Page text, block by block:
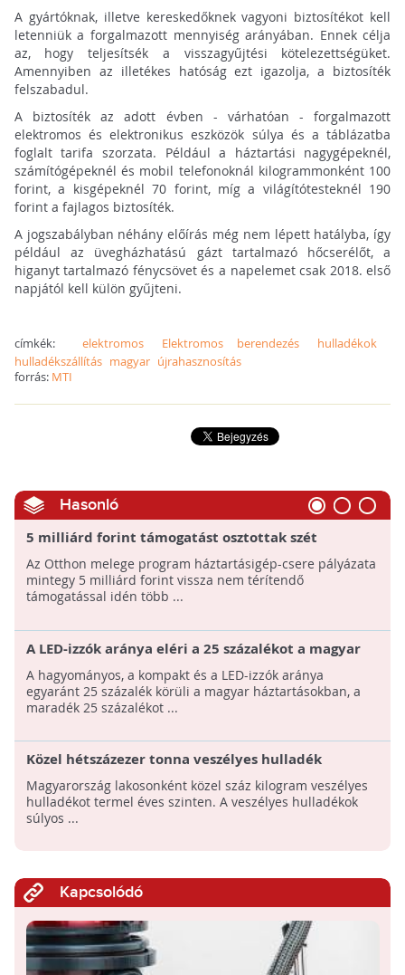
A gyártóknak, illetve kereskedőknek vagyoni biztosítékot kell
letenniük a forgalmazott mennyiség arányában. Ennek célja
az, hogy teljesítsék a visszagyűjtési kötelezettségüket.
Amennyiben az illetékes hatóság ezt igazolja, a biztosíték
felszabadul.
A biztosíték az adott évben - várhatóan - forgalmazott
elektromos és elektronikus eszközök súlya és a táblázatba
foglalt tarifa szorzata. Például a háztartási nagygépeknél,
számítógépeknél és mobil telefonoknál kilogrammonként 100
forint, a kisgépeknél 70 forint, míg a világítótesteknél 190
forint a fajlagos biztosíték.
A jogszabályban néhány előírás még nem lépett hatályba, így
például az üvegházhatású gázt tartalmazó hőcserélőt, a
higanyt tartalmazó fénycsövet és a napelemet csak 2018. első
napjától kell külön gyűjteni.
címkék: elektromos Elektromos berendezés
hulladékok
hulladékszállítás magyar újrahasznosítás
forrás: MTI
Hasonló
5 milliárd forint támogatást osztottak szét
háztartási gépek cseréjére
Az Otthon melege program háztartásigép-csere pályázata
mintegy 5 milliárd forint vissza nem térítendő
támogatással idén több ...
A LED-izzók aránya eléri a 25 százalékot a magyar
háztartásokban egy gyártó szerint
A hagyományos, a kompakt és a LED-izzók aránya
egyaránt 25 százalék körüli a magyar háztartásokban, a
maradék 25 százalékot ...
Közel hétszázezer tonna veszélyes hulladék
keletkezik évente Magyarországon
Magyarország lakosonként közel száz kilogram veszélyes
hulladékot termel éves szinten. A veszélyes hulladékok
súlyos ...
Kapcsolódó